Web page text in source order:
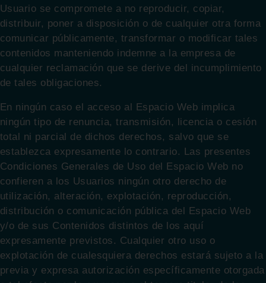
Usuario se compromete a no reproducir, copiar,
distribuir, poner a disposición o de cualquier otra forma
comunicar públicamente, transformar o modificar tales
contenidos manteniendo indemne a la empresa de
cualquier reclamación que se derive del incumplimiento
de tales obligaciones.
En ningún caso el acceso al Espacio Web implica
ningún tipo de renuncia, transmisión, licencia o cesión
total ni parcial de dichos derechos, salvo que se
establezca expresamente lo contrario. Las presentes
Condiciones Generales de Uso del Espacio Web no
confieren a los Usuarios ningún otro derecho de
utilización, alteración, explotación, reproducción,
distribución o comunicación pública del Espacio Web
y/o de sus Contenidos distintos de los aquí
expresamente previstos. Cualquier otro uso o
explotación de cualesquiera derechos estará sujeto a la
previa y expresa autorización específicamente otorgada